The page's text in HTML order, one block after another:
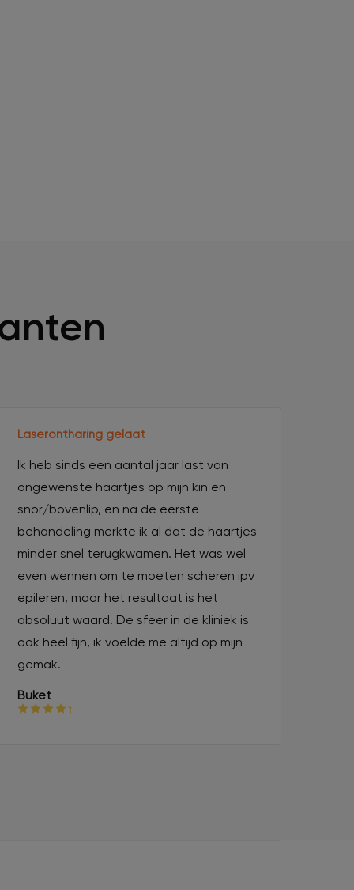
Laserontharing gelaat
Ik heb sinds een aantal jaar last van
ongewenste haartjes op mijn kin en
snor/bovenlip, en na de eerste
behandeling merkte ik al dat de haartjes
minder snel terugkwamen. Het was wel
even wennen om te moeten scheren ipv
epileren, maar het resultaat is het
absoluut waard. De sfeer in de kliniek is
ook heel fijn, ik voelde me altijd op mijn
gemak.
Buket